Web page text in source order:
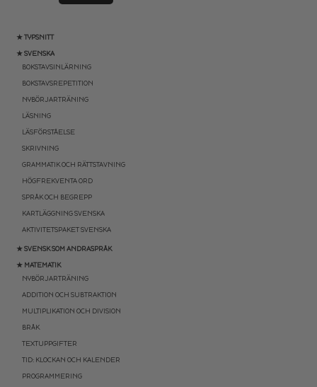
★ TYPSNITT
★ SVENSKA
BOKSTAVSINLÄRNING
BOKSTAVSREPETITION
NYBÖRJARTRÄNING
LÄSNING
LÄSFÖRSTÅELSE
SKRIVNING
GRAMMATIK OCH RÄTTSTAVNING
HÖGFREKVENTA ORD
SPRÅK OCH BEGREPP
KARTLÄGGNING SVENSKA
AKTIVITETSPAKET SVENSKA
★ SVENSK SOM ANDRASPRÅK
★ MATEMATIK
NYBÖRJARTRÄNING
ADDITION OCH SUBTRAKTION
MULTIPLIKATION OCH DIVISION
BRÅK
TEXTUPPGIFTER
TID: KLOCKAN OCH KALENDER
PROGRAMMERING